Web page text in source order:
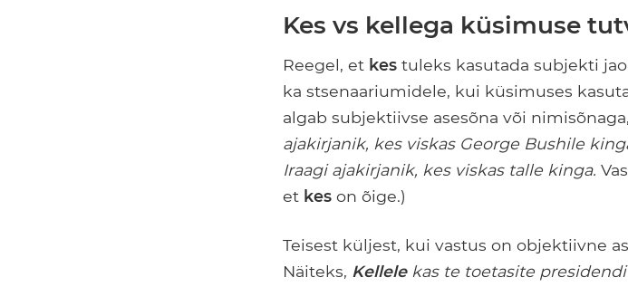
Kes vs kellega küsimuse
Reegel, et kes tuleks kasutada subjekti
ka stsenaariumidele, kui küsimuses
algab subjektiivse asesõna või
ajakirjanik, kes viskas George Bushile
Iraagi ajakirjanik, kes viskas talle kinga.
et kes on õige.)
Teisest küljest, kui vastus on objektiivne
Näiteks, Kellelekas te toetasite